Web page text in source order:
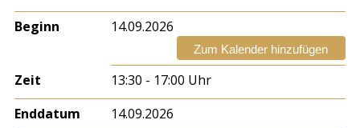
Beginn 14.09.2026
Zum Kalender hinzufügen
Zeit
13:30 - 17:00 Uhr
Enddatum
14.09.2026